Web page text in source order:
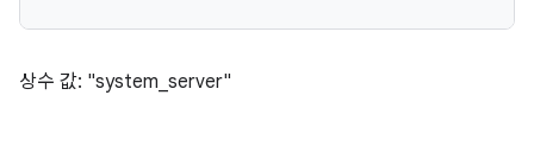
상수 값: "system_server"